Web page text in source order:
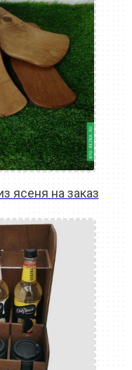
ясеня на заказ